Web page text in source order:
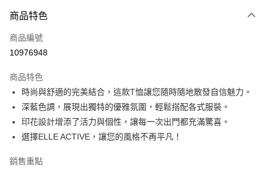
信用卡一次付款
超商取貨付款
Apple Pay
悠遊付
ATM付款
運送方式
商品特色
商品編號
10976948
商品特色
時尚與舒適的完美結合，這款T恤讓您隨時隨地散發自信魅力。
深藍色調，展現出獨特的優雅氛圍，輕鬆搭配各式服裝。
印花設計增添了活力與個性，讓每一次出門都充滿驚喜。
選擇ELLE ACTIVE，讓您的風格不再平凡！
銷售重點